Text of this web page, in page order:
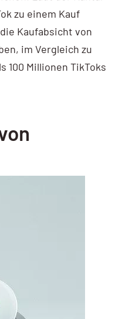
zu einem Kauf
Kaufabsicht von
im Vergleich zu
100 Millionen TikToks